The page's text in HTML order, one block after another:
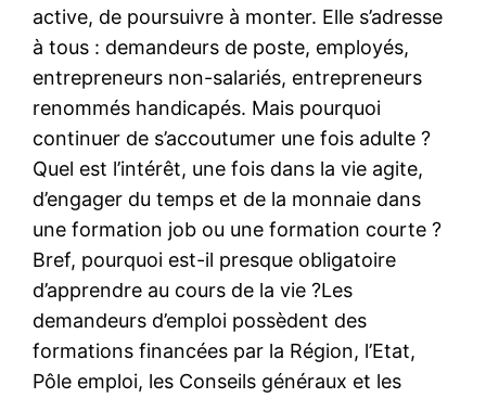
active, de poursuivre à monter. Elle s’adresse
à tous : demandeurs de poste, employés,
entrepreneurs non-salariés, entrepreneurs
renommés handicapés. Mais pourquoi
continuer de s’accoutumer une fois adulte ?
Quel est l’intérêt, une fois dans la vie agite,
d’engager du temps et de la monnaie dans
une formation job ou une formation courte ?
Bref, pourquoi est-il presque obligatoire
d’apprendre au cours de la vie ?Les
demandeurs d’emploi possèdent des
formations financées par la Région, l’Etat,
Pôle emploi, les Conseils généraux et les